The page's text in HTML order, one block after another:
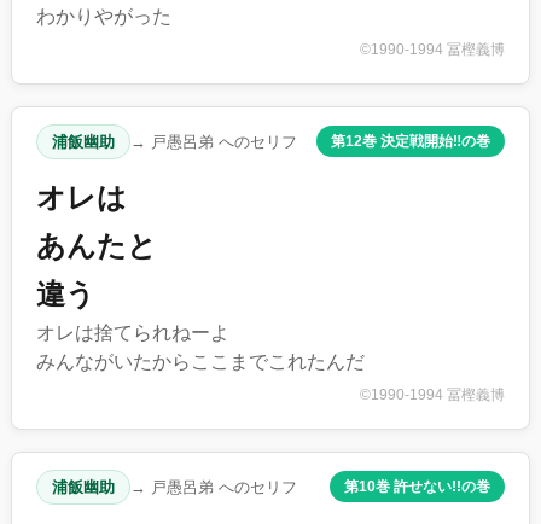
わかりやがった
©1990-1994 冨樫義博
浦飯幽助 → 戸愚呂弟 へのセリフ 第12巻 決定戦開始‼︎の巻
オレは
あんたと
違う
オレは捨てられねーよ
みんながいたからここまでこれたんだ
©1990-1994 冨樫義博
浦飯幽助 → 戸愚呂弟 へのセリフ 第10巻 許せない!!の巻